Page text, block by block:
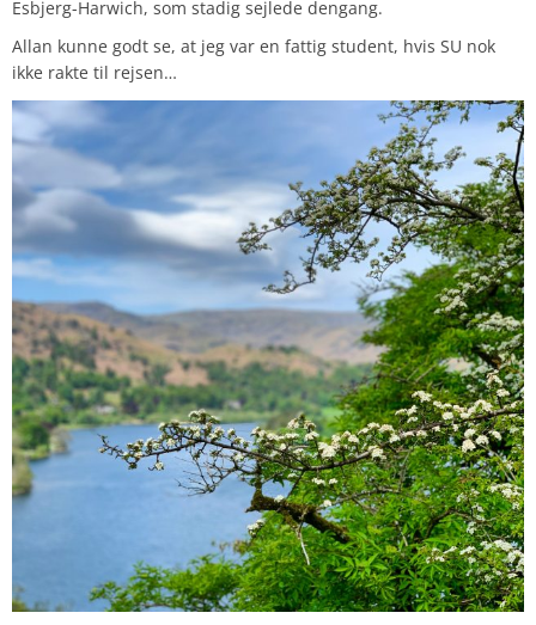
Esbjerg-Harwich, som stadig sejlede dengang.
Allan kunne godt se, at jeg var en fattig student, hvis SU nok
ikke rakte til rejsen…